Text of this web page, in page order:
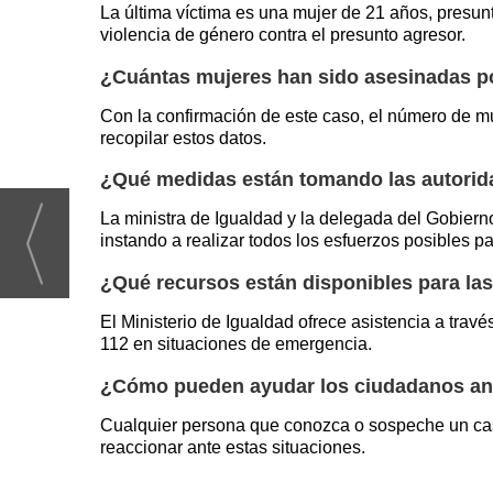
La última víctima es una mujer de 21 años,
violencia de género contra el presunto agresor.
¿Cuántas mujeres han sido asesinadas
Con la confirmación de este caso, el número de
recopilar estos datos.
¿Qué medidas están tomando las
La ministra de Igualdad y la delegada del
instando a realizar todos los esfuerzos posibles
¿Qué recursos están disponibles para
El Ministerio de Igualdad ofrece asistencia a
112 en situaciones de emergencia.
¿Cómo pueden ayudar los ciudadanos
Cualquier persona que conozca o sospeche un
reaccionar ante estas situaciones.